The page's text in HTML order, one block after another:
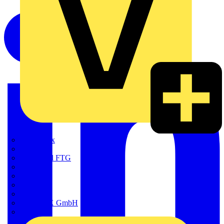
Adaptaflex
Amphenol FTG
DOTLUX GmbH